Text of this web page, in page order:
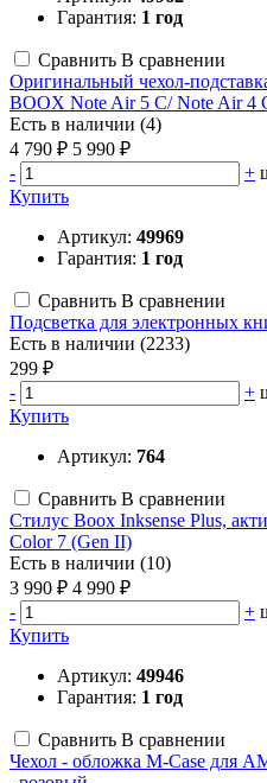
Гарантия: 1 год
Сравнить В сравнении
Оригинальный чехол-
BOOX Note Air 5 C/ Note Air 4
Есть в наличии (4)
4 790 ₽ 5 990 ₽
-
+
Купить
Артикул: 49969
Гарантия: 1 год
Сравнить В сравнении
Подсветка для электронных
Есть в наличии (2233)
299 ₽
-
+
Купить
Артикул: 764
Сравнить В сравнении
Стилус Boox Inksense Plus,
Color 7 (Gen II)
Есть в наличии (10)
3 990 ₽ 4 990 ₽
-
+
Купить
Артикул: 49946
Гарантия: 1 год
Сравнить В сравнении
Чехол - обложка M-Case для